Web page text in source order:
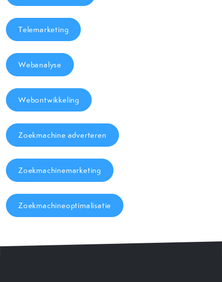
Telemarketing
Webanalyse
Webontwikkeling
Zoekmachine adverteren
Zoekmachinemarketing
Zoekmachineoptimalisatie